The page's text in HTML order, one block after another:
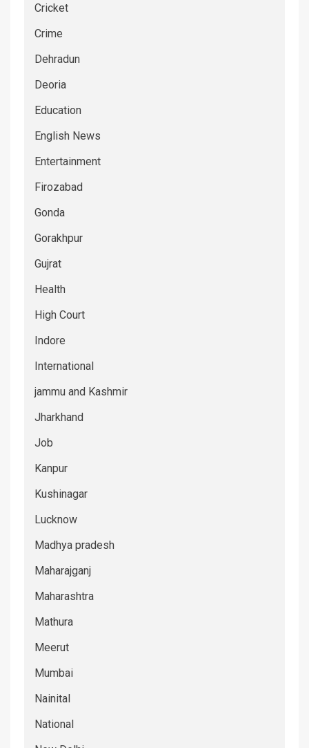
Cricket
Crime
Dehradun
Deoria
Education
English News
Entertainment
Firozabad
Gonda
Gorakhpur
Gujrat
Health
High Court
Indore
International
jammu and Kashmir
Jharkhand
Job
Kanpur
Kushinagar
Lucknow
Madhya pradesh
Maharajganj
Maharashtra
Mathura
Meerut
Mumbai
Nainital
National